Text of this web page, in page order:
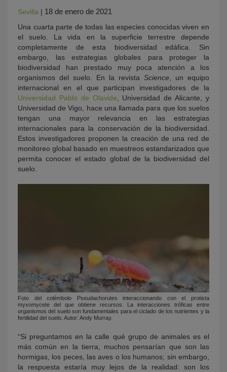
Sevilla | 18 de enero de 2021
Una cuarta parte de todas las especies conocidas viven en
el suelo. La vida en la superficie terrestre depende
completamente de esta biodiversidad edáfica. Sin
embargo, las estrategias globales para proteger la
biodiversidad han prestado muy poca atención a los
organismos del suelo. En la revista Science , un equipo
internacional en el que participan investigadores de la
Universidad Pablo de Olavide , Universidad de Alicante, y
Universidad de Vigo, hace una llamada para que los suelos
tengan una mayor relevancia en las estrategias
internacionales para la conservación de la biodiversidad.
Estos investigadores proponen la creación de una red de
monitoreo global basado en muestreos estandarizados que
permita conocer el estado global de la biodiversidad del
suelo.
Foto del colémbolo Pseudachorutes interaccionando con el protista
myxomycete del que obtiene recursos. La interacciones tróficas entre
organismos del suelo son fundamentales para el ciclado de los nutrientes y la
fertilidad del suelo. Autor: Andy Murray.
“Si preguntamos en la calle qué grupo de animales es el
más común en la tierra, muchos pensarían que son las
hormigas, los peces, las aves o los humanos; sin embargo,
la respuesta estaría muy lejos de la realidad: son los